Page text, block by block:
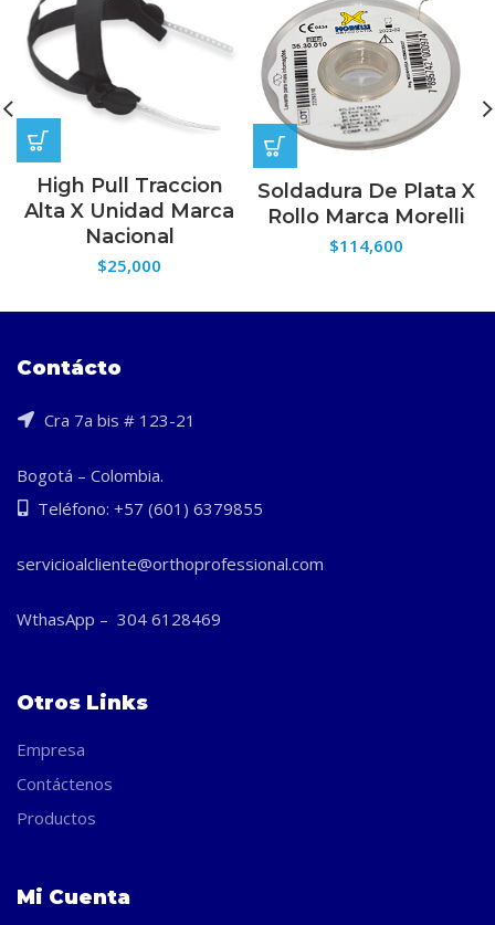
High Pull Traccion
Alta X Unidad Marca
Nacional
$25,000
Soldadura De Plata X
Rollo Marca Morelli
$114,600
Contácto
Cra 7a bis # 123-21
Bogotá – Colombia.
Teléfono: +57 (601) 6379855
servicioalcliente@orthoprofessional.com
WthasApp – 304 6128469
Otros Links
Empresa
Contáctenos
Productos
Mi Cuenta